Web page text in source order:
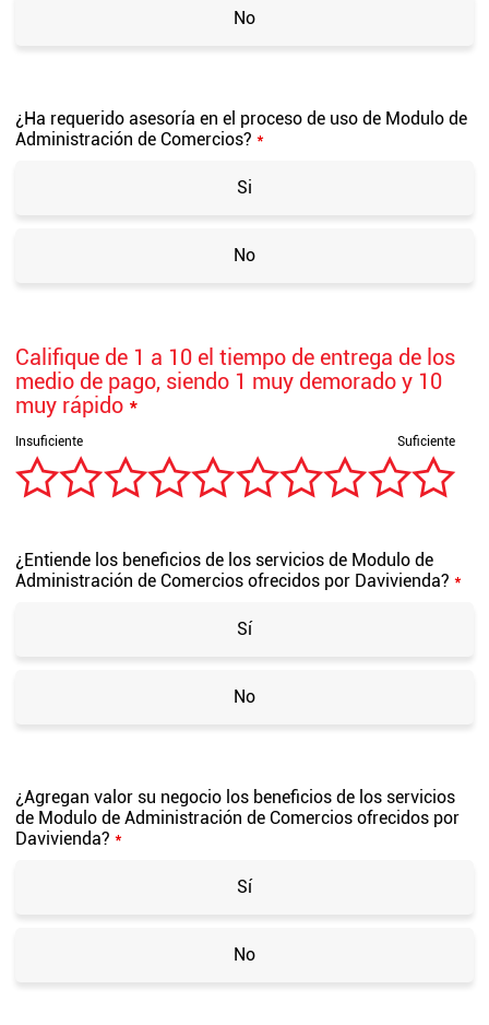
No
¿Ha requerido asesoría en el proceso de uso de Modulo de
Administración de Comercios? *
Si
No
Califique de 1 a 10 el tiempo de entrega de los
medio de pago, siendo 1 muy demorado y 10
muy rápido *
¿Entiende los beneficios de los servicios de Modulo de
Administración de Comercios ofrecidos por Davivienda? *
Sí
No
¿Agregan valor su negocio los beneficios de los servicios
de Modulo de Administración de Comercios ofrecidos por
Davivienda? *
Sí
No